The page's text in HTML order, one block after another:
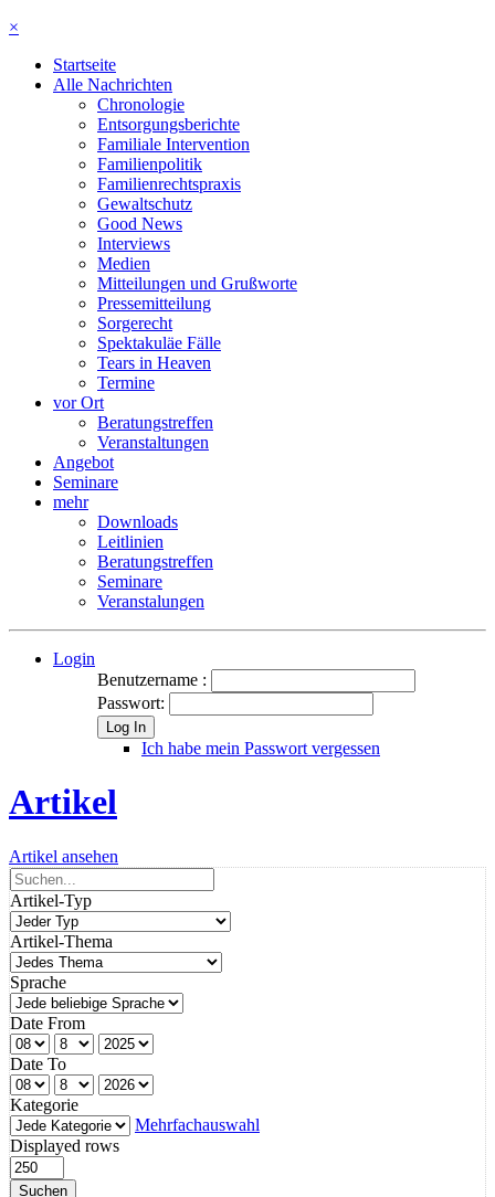
×
Startseite
Alle Nachrichten
Chronologie
Entsorgungsberichte
Familiale Intervention
Familienpolitik
Familienrechtspraxis
Gewaltschutz
Good News
Interviews
Medien
Mitteilungen und Grußworte
Pressemitteilung
Sorgerecht
Spektakuläe Fälle
Tears in Heaven
Termine
vor Ort
Beratungstreffen
Veranstaltungen
Angebot
Seminare
mehr
Downloads
Leitlinien
Beratungstreffen
Seminare
Veranstalungen
Login
Benutzername :
Passwort:
Log In
Ich habe mein Passwort vergessen
Artikel
Artikel ansehen
Artikel-Typ
Artikel-Thema
Sprache
Date From
Date To
Kategorie
Mehrfachauswahl
Displayed rows
Suchen